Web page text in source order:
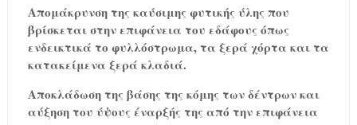
Απομάκρυνση της καύσιμης φυτικής ύλης που
βρίσκεται στην επιφάνεια του εδάφους όπως
ενδεικτικά το φυλλόστρωμα, τα ξερά χόρτα και τα
κατακείμενα ξερά κλαδιά.
Αποκλάδωση της βάσης της κόμης των δέντρων και
αύξηση του ύψους έναρξής της από την επιφάνεια